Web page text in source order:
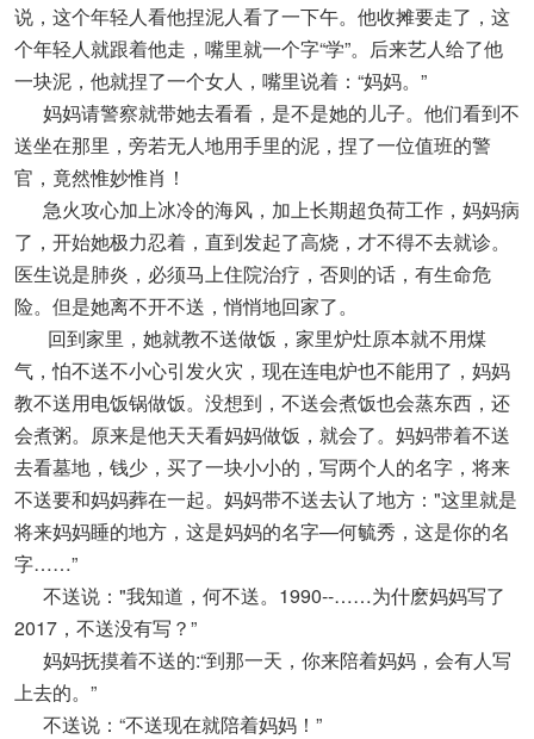
说，这个年轻人看他捏泥人看了一下午。他收摊要走了，这
个年轻人就跟着他走，嘴里就一个字“学”。后来艺人给了他
一块泥，他就捏了一个女人，嘴里说着：“妈妈。”
妈妈请警察就带她去看看，是不是她的儿子。他们看到不
送坐在那里，旁若无人地用手里的泥，捏了一位值班的警
官，竟然惟妙惟肖！
急火攻心加上冰冷的海风，加上长期超负荷工作，妈妈病
了，开始她极力忍着，直到发起了高烧，才不得不去就诊。
医生说是肺炎，必须马上住院治疗，否则的话，有生命危
险。但是她离不开不送，悄悄地回家了。
回到家里，她就教不送做饭，家里炉灶原本就不用煤
气，怕不送不小心引发火灾，现在连电炉也不能用了，妈妈
教不送用电饭锅做饭。没想到，不送会煮饭也会蒸东西，还
会煮粥。原来是他天天看妈妈做饭，就会了。妈妈带着不送
去看墓地，钱少，买了一块小小的，写两个人的名字，将来
不送要和妈妈葬在一起。妈妈带不送去认了地方："这里就是
将来妈妈睡的地方，这是妈妈的名字—何毓秀，这是你的名
字……”
不送说："我知道，何不送。1990--……为什麽妈妈写了
2017，不送没有写？”
妈妈抚摸着不送的:“到那一天，你来陪着妈妈，会有人写
上去的。”
不送说：“不送现在就陪着妈妈！”